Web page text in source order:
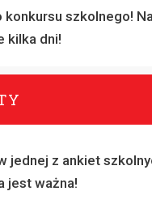
konkursu szkolnego!
kilka dni!
jednej z ankiet
jest ważna!